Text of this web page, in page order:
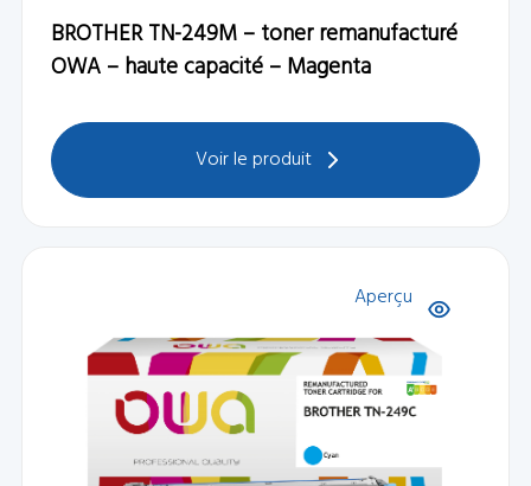
BROTHER TN-249M – toner remanufacturé
OWA – haute capacité – Magenta
Voir le produit
Aperçu